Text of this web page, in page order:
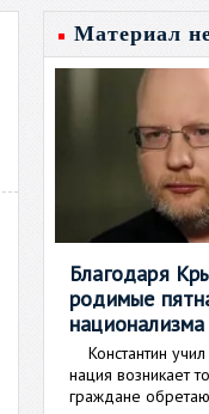
Материал
Благодаря
родимые
национализма
Константин
нация возникает
граждане